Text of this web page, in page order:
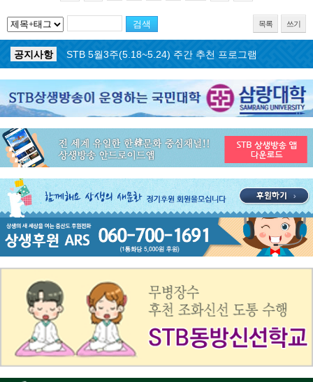
목록 쓰기
공지사항 ON AIR 서비스 장애 복구 안내
공지사항
STB 5월4주(5.25~5.31) 주간 추천 프로그램
공지사항
STB 5월3주(5.18~5.24) 주간 추천 프로그램
공지사항
STB 4월마지막주(4.27~5.3) 주간 추천 프로그램
STB 4월4주(4.20~4.26) 주간 추천 프로그램
공지사항
STB 4월2주(4.6~4.12) 주간 추천 프로그램
공지사항
STB 4월1주(3.30~4.5) 주간 추천 프로그램
공지사항
STB 3월4주(3.23~3.29) 주간 추천 프로그램